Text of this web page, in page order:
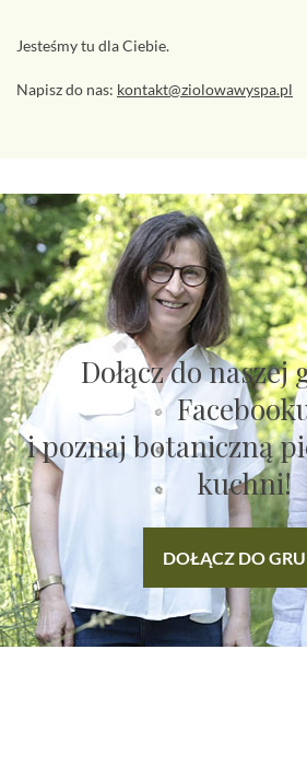
Jesteśmy tu dla Ciebie.
Napisz do nas: kontakt@ziolowawyspa.pl
Dołącz do naszej
i poznaj botaniczną
kuchni!
DOŁĄCZ DO